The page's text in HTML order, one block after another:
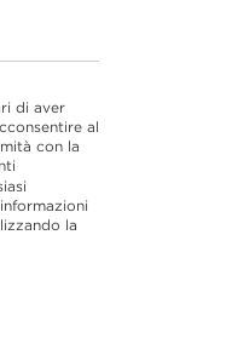
di aver
al
con la
la